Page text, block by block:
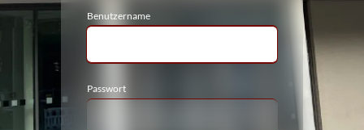
Benutzername
Passwort